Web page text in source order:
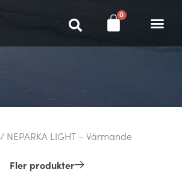
0
/ NEPARKA LIGHT – Värmande
Fler produkter